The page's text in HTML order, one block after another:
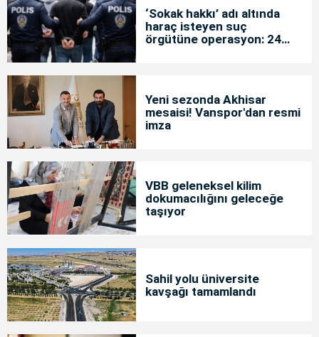
‘Sokak hakkı’ adı altında
haraç isteyen suç
örgütüne operasyon: 24
Yeni sezonda Akhisar
mesaisi! Vanspor'dan resmi
imza
VBB geleneksel kilim
dokumacılığını geleceğe
taşıyor
Sahil yolu üniversite
kavşağı tamamlandı